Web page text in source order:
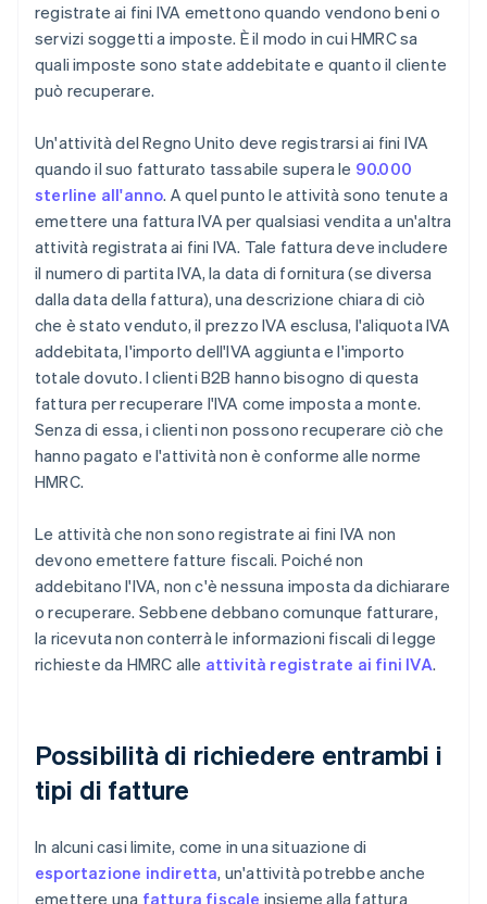
registrate ai fini IVA emettono quando vendono beni o
servizi soggetti a imposte. È il modo in cui HMRC sa
quali imposte sono state addebitate e quanto il cliente
può recuperare.
Un'attività del Regno Unito deve registrarsi ai fini IVA
quando il suo fatturato tassabile supera le 90.000
sterline all'anno. A quel punto le attività sono tenute a
emettere una fattura IVA per qualsiasi vendita a un'altra
attività registrata ai fini IVA. Tale fattura deve includere
il numero di partita IVA, la data di fornitura (se diversa
dalla data della fattura), una descrizione chiara di ciò
che è stato venduto, il prezzo IVA esclusa, l'aliquota IVA
addebitata, l'importo dell'IVA aggiunta e l'importo
totale dovuto. I clienti B2B hanno bisogno di questa
fattura per recuperare l'IVA come imposta a monte.
Senza di essa, i clienti non possono recuperare ciò che
hanno pagato e l'attività non è conforme alle norme
HMRC.
Le attività che non sono registrate ai fini IVA non
devono emettere fatture fiscali. Poiché non
addebitano l'IVA, non c'è nessuna imposta da dichiarare
o recuperare. Sebbene debbano comunque fatturare,
la ricevuta non conterrà le informazioni fiscali di legge
richieste da HMRC alle attività registrate ai fini IVA.
Possibilità di richiedere entrambi i
tipi di fatture
In alcuni casi limite, come in una situazione di
esportazione indiretta, un'attività potrebbe anche
emettere una fattura fiscale insieme alla fattura